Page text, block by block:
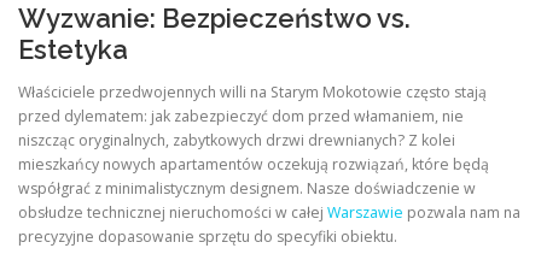
Wyzwanie: Bezpieczeństwo vs.
Estetyka
Właściciele przedwojennych willi na Starym Mokotowie często stają
przed dylematem: jak zabezpieczyć dom przed włamaniem, nie
niszcząc oryginalnych, zabytkowych drzwi drewnianych? Z kolei
mieszkańcy nowych apartamentów oczekują rozwiązań, które będą
współgrać z minimalistycznym designem. Nasze doświadczenie w
obsłudze technicznej nieruchomości w całej Warszawie pozwala nam na
precyzyjne dopasowanie sprzętu do specyfiki obiektu.